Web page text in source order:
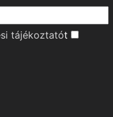
tájékoztatót